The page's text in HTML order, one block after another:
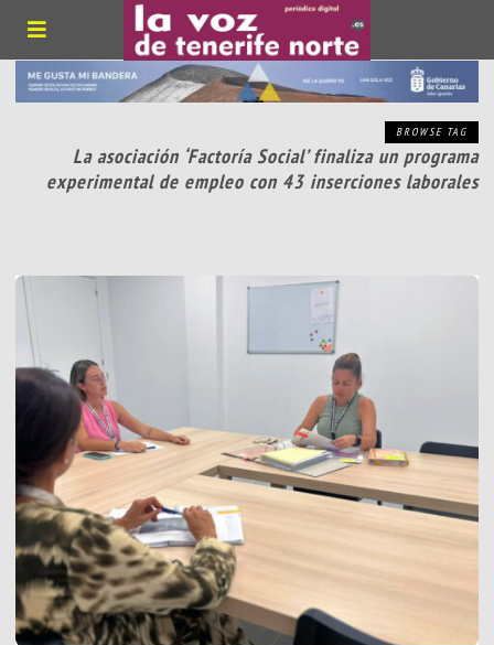
BROWSE TAG
La asociación ‘Factoría Social’ finaliza un programa
experimental de empleo con 43 inserciones laborales